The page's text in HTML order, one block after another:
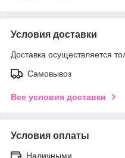
Условия доставки
Доставка осуществляется
Самовывоз
Все условия доставки
Условия оплаты
Наличными